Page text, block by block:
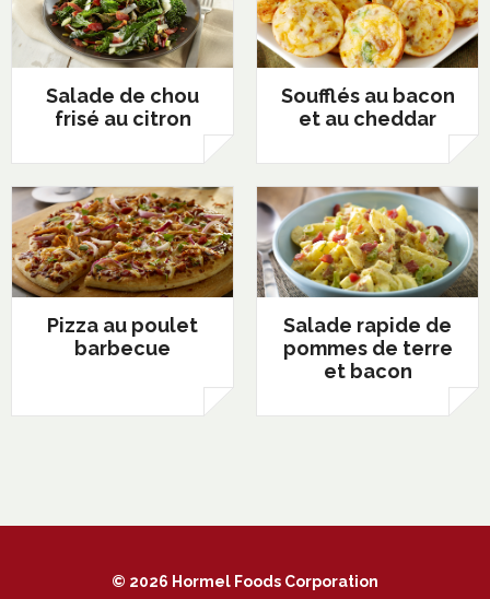
Salade de chou
frisé au citron
Soufflés au bacon
et au cheddar
Pizza au poulet
barbecue
Salade rapide de
pommes de terre
et bacon
© 2026 Hormel Foods Corporation